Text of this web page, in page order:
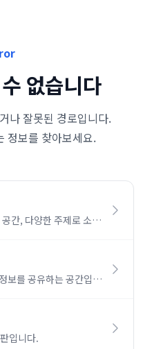
없습니다
나 잘못된 경로입니다.
정보를 찾아보세요.
간, 다양한 주제로 소통
보를 공유하는 공간입니
입니다.